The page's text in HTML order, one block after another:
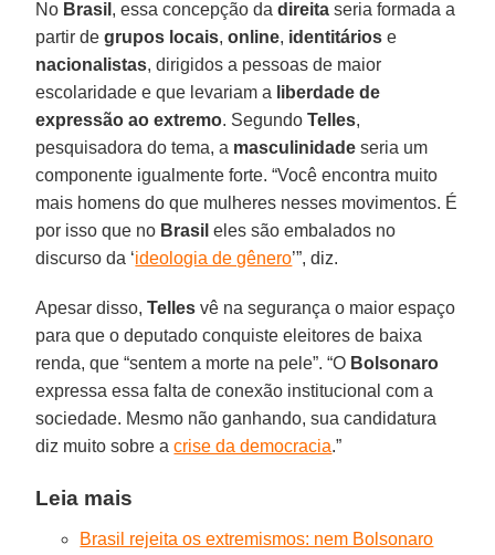
No Brasil , essa concepção dadireita seria formada a
partir degrupos locais, online, identitáriose
nacionalistas, dirigidos a pessoas de maior
escolaridade e que levariam a liberdade de
expressão ao extremo. SegundoTelles,
pesquisadora do tema, a masculinidade seria um
componente igualmente forte. “Você encontra muito
mais homens do que mulheres nesses movimentos. É
por isso que no Brasil eles são embalados no
discurso da ‘ideologia de gênero’”, diz.
Apesar disso,Telles vê na segurança o maior espaço
para que o deputado conquiste eleitores de baixa
renda, que “sentem a morte na pele”. “O Bolsonaro
expressa essa falta de conexão institucional com a
sociedade. Mesmo não ganhando, sua candidatura
diz muito sobre acrise da democracia.”
Leia mais
Brasil rejeita os extremismos: nem Bolsonaro